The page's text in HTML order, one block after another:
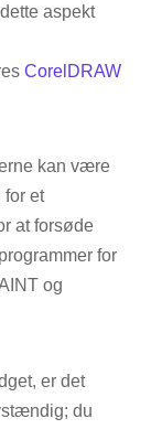
aspekt
CorelDRAW
kan være
for et
at forsøde
for
og
er det
du